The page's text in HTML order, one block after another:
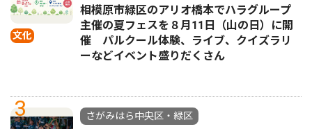
文化
相模原市緑区のアリオ橋本でハラグループ
主催の夏フェスを８月11日（山の日）に開
催 パルクール体験、ライブ、クイズラリ
ーなどイベント盛りだくさん
3
さがみはら中央区・緑区